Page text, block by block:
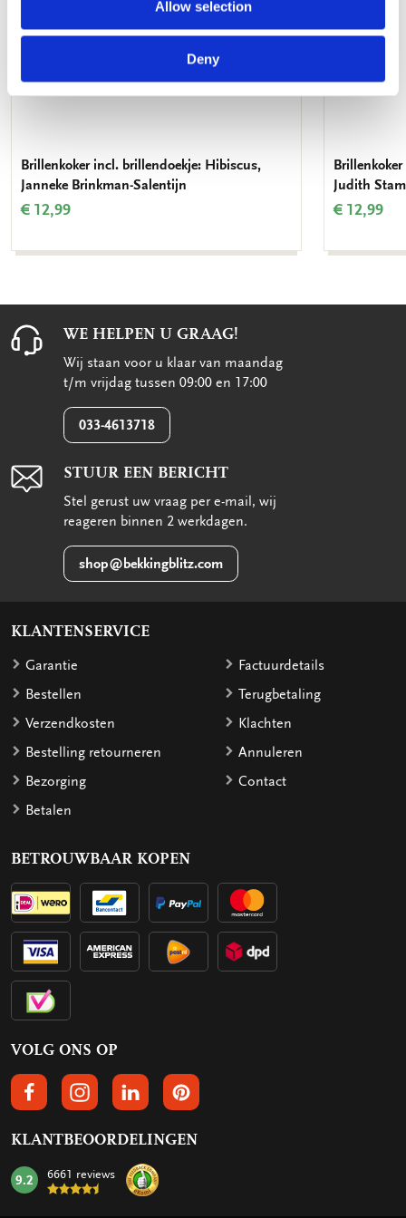
Allow selection
Deny
Brillenkoker incl. brillendoekje: Hibiscus,
Janneke Brinkman-Salentijn
€ 12,99
Judith Stam
€ 12,99
WE HELPEN U GRAAG!
Wij staan voor u klaar van maandag
t/m vrijdag tussen 09:00 en 17:00
033-4613718
STUUR EEN BERICHT
Stel gerust uw vraag per e-mail, wij
reageren binnen 2 werkdagen.
shop@bekkingblitz.com
KLANTENSERVICE
Garantie
Bestellen
Verzendkosten
Bestelling retourneren
Bezorging
Betalen
Factuurdetails
Terugbetaling
Klachten
Annuleren
Contact
BETROUWBAAR KOPEN
VOLG ONS OP
VOLGS ONS OP FACEBOOK
VOLG ONS OP INSTAGRAM
VOLG ONS OP LINKEDIN
VOLG ONS OP PINTEREST
KLANTBEOORDELINGEN
mark:
9.2 6661 reviews